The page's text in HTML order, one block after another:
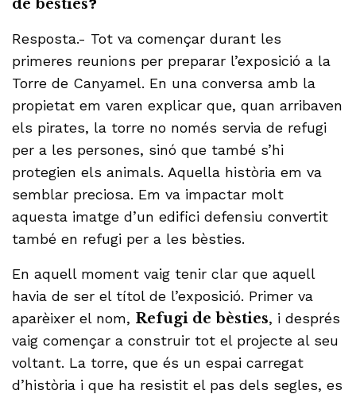
de bèsties
Resposta.- Tot va començar durant les
primeres reunions per preparar l’exposició a la
Torre de Canyamel. En una conversa amb la
propietat em varen explicar que, quan arribaven
els pirates, la torre no només servia de refugi
per a les persones, sinó que també s’hi
protegien els animals. Aquella història em va
semblar preciosa. Em va impactar molt
aquesta imatge d’un edifici defensiu convertit
també en refugi per a les bèsties.
En aquell moment vaig tenir clar que aquell
havia de ser el títol de l’exposició. Primer va
aparèixer el nom, Refugi de bèsties, i després
vaig començar a construir tot el projecte al seu
voltant. La torre, que és un espai carregat
d’història i que ha resistit el pas dels segles, es